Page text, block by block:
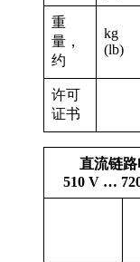
重
量，
约
kg
(lb)
许可
证书
直流链
510 V …